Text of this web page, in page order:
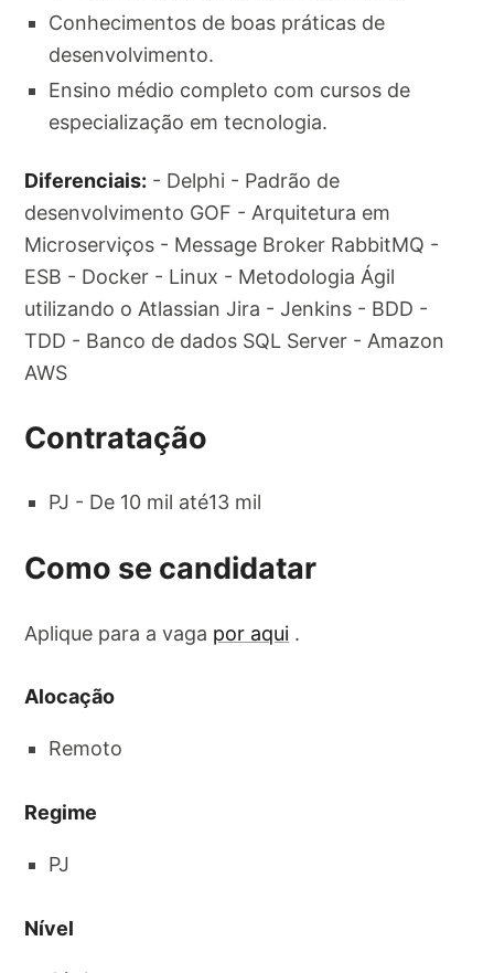
Conhecimentos de boas práticas de
desenvolvimento.
Ensino médio completo com cursos de
especialização em tecnologia.
Diferenciais: - Delphi - Padrão de
desenvolvimento GOF - Arquitetura em
Microserviços - Message Broker RabbitMQ -
ESB - Docker - Linux - Metodologia Ágil
utilizando o Atlassian Jira - Jenkins - BDD -
TDD - Banco de dados SQL Server - Amazon
AWS
Contratação
PJ - De 10 mil até13 mil
Como se candidatar
Aplique para a vaga por aqui .
Alocação
Remoto
Regime
PJ
Nível